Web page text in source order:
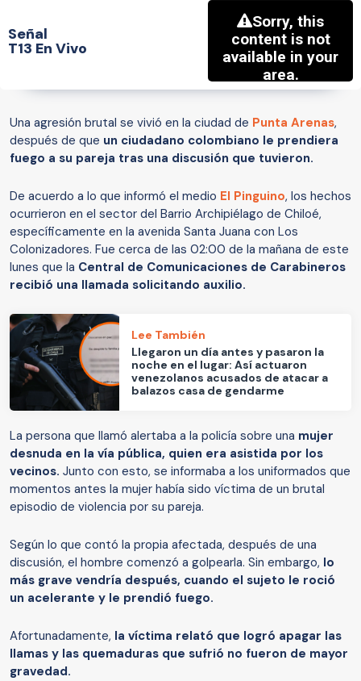
Señal
T13 En Vivo
Una agresión brutal se vivió en la ciudad de Punta Arenas,
después de que un ciudadano colombiano le prendiera
fuego a su pareja tras una discusión que tuvieron.
De acuerdo a lo que informó el medio El Pinguino, los hechos
ocurrieron en el sector del Barrio Archipiélago de Chiloé,
específicamente en la avenida Santa Juana con Los
Colonizadores. Fue cerca de las 02:00 de la mañana de este
lunes que la Central de Comunicaciones de Carabineros
recibió una llamada solicitando auxilio.
Lee También
Llegaron un día antes y pasaron la
noche en el lugar: Así actuaron
venezolanos acusados de atacar a
balazos casa de gendarme
La persona que llamó alertaba a la policía sobre una mujer
desnuda en la vía pública, quien era asistida por los
vecinos. Junto con esto, se informaba a los uniformados que
momentos antes la mujer había sido víctima de un brutal
episodio de violencia por su pareja.
Según lo que contó la propia afectada, después de una
discusión, el hombre comenzó a golpearla. Sin embargo, lo
más grave vendría después, cuando el sujeto le roció
un acelerante y le prendió fuego.
Afortunadamente, la víctima relató que logró apagar las
llamas y las quemaduras que sufrió no fueron de mayor
gravedad.